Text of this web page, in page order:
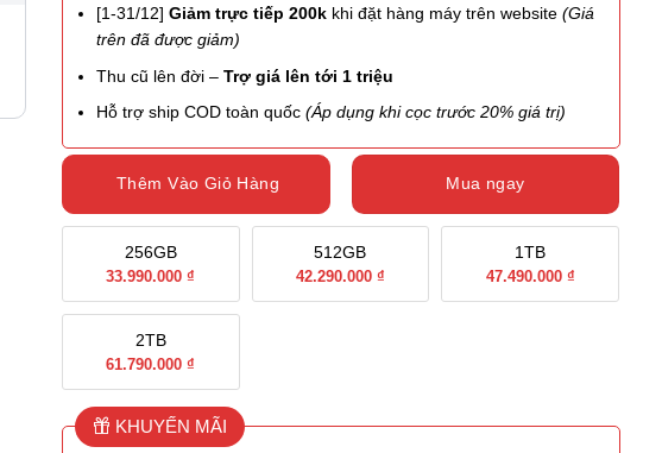
[1-31/12]Giảm trực tiếp 200k khi đặt hàng máy trên website(Giá
trên đã được giảm)
Thu cũ lên đời –Trợ giá lên tới 1 triệu
Hỗ trợ ship COD toàn quốc(Áp dụng khi cọc trước 20% giá trị)
Thêm Vào Giỏ Hàng Mua ngay
256GB
33.990.000 ₫
512GB
42.290.000 ₫
1TB
47.490.000 ₫
2TB
61.790.000 ₫
KHUYẾN MÃI